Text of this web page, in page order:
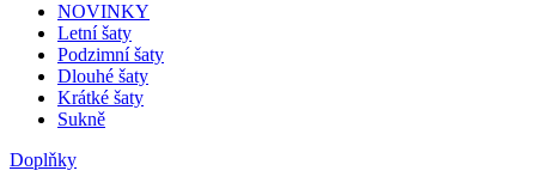
NOVINKY
Letní šaty
Podzimní šaty
Dlouhé šaty
Krátké šaty
Sukně
Doplňky